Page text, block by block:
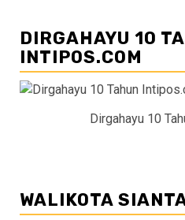
DIRGAHAYU 10
INTIPOS.COM
Dirgahayu 10
WALIKOTA